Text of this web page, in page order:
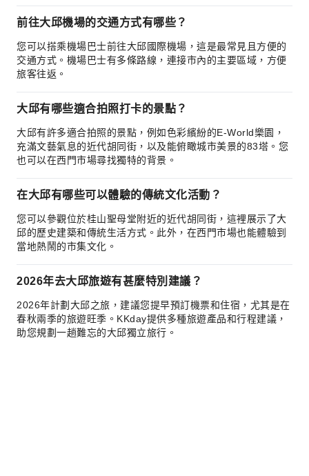
前往大邱機場的交通方式有哪些？
您可以搭乘機場巴士前往大邱國際機場，這是最常見且方便的
交通方式。機場巴士有多條路線，連接市內的主要區域，方便
旅客往返。
大邱有哪些適合拍照打卡的景點？
大邱有許多適合拍照的景點，例如色彩繽紛的E-World樂園，
充滿文藝氣息的近代胡同街，以及能俯瞰城市美景的83塔。您
也可以在西門市場尋找獨特的背景。
在大邱有哪些可以體驗的傳統文化活動？
您可以參觀位於桂山聖母堂附近的近代胡同街，這裡展示了大
邱的歷史建築和傳統生活方式。此外，在西門市場也能體驗到
當地熱鬧的市集文化。
2026年去大邱旅遊有甚麼特別建議？
2026年計劃大邱之旅，建議您提早預訂機票和住宿，尤其是在
春秋兩季的旅遊旺季。KKday提供多種旅遊產品和行程建議，
助您規劃一趟難忘的大邱獨立旅行。